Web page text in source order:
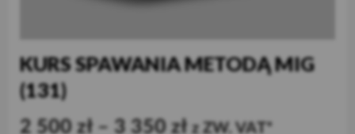
KURS SPAWANIA METODĄ MIG
(131)
2 500 zł – 3 350 zł z ZW. VAT